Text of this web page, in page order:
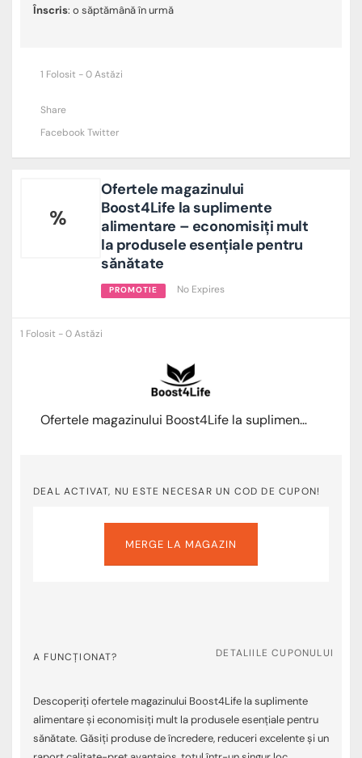
Înscris: o săptămână în urmă
1 Folosit - 0 Astăzi
Share
FacebookTwitter
%
Ofertele magazinului
Boost4Life la suplimente
alimentare – economisiți mult
la produsele esențiale pentru
sănătate
PROMOTIE No Expires
1 Folosit - 0 Astăzi
Ofertele magazinului Boost4Life la suplimente alimentare – economisiți mult la produsele esențiale pentru sănătate
DEAL ACTIVAT, NU ESTE NECESAR UN COD DE CUPON!
MERGE LA MAGAZIN
A FUNCȚIONAT? DETALIILE CUPONULUI
Descoperiți ofertele magazinului Boost4Life la suplimente
alimentare și economisiți mult la produsele esențiale pentru
sănătate. Găsiți produse de încredere, reduceri excelente și un